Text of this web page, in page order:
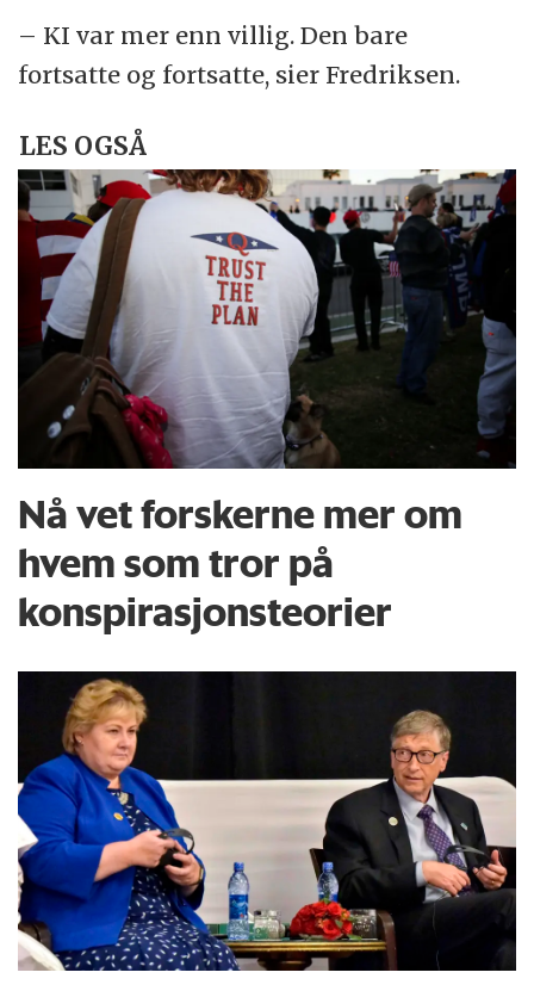
– KI var mer enn villig. Den bare
fortsatte og fortsatte, sier Fredriksen.
LES OGSÅ
Nå vet forskerne mer om
hvem som tror på
konspirasjons­teorier